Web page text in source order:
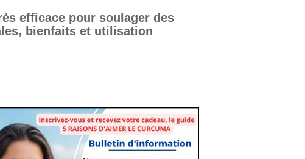
efficace pour soulager des
bienfaits et utilisation